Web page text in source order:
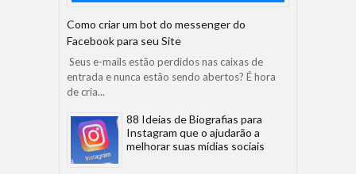
Como criar um bot do messenger do
Facebook para seu Site
Seus e-mails estão perdidos nas caixas de
entrada e nunca estão sendo abertos? É hora
de cria...
88 Ideias de Biografias para
Instagram que o ajudarão a
melhorar suas mídias sociais